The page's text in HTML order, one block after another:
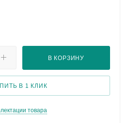
В КОРЗИНУ
В 1 КЛИК
товара